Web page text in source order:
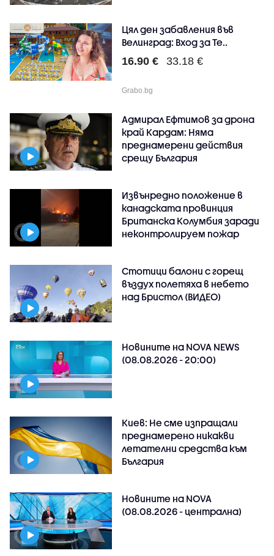
Цял ден забавления във
Велинград: Вход за Те..
16.90 € 33.18 €
Grabo.bg
Адмирал Ефтимов за дрона
край Кардам: Няма
преднамерени действия
срещу България
Извънредно положение в
канадската провинция
Британска Колумбия заради
неконтролируем пожар
Стотици балони с горещ
въздух полетяха в небето
над Бристол (ВИДЕО)
Новините на NOVA NEWS
(08.08.2026 - 20:00)
Киев: Не сме изпращали
преднамерено никакви
летателни средства към
България
Новините на NOVA
(08.08.2026 - централна)